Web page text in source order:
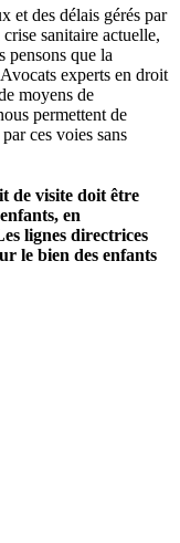
et des délais gérés par
sanitaire actuelle,
pensons que la
experts en droit
moyens de
permettent de
ces voies sans
de visite doit être
en
lignes directrices
le bien des enfants